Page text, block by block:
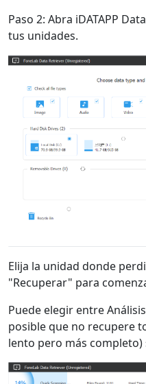
Paso 2: Abra iDATAPP
tus unidades.
Elija la unidad donde
"Recuperar" para
Puede elegir entre
posible que no recupere
lento pero más completo)